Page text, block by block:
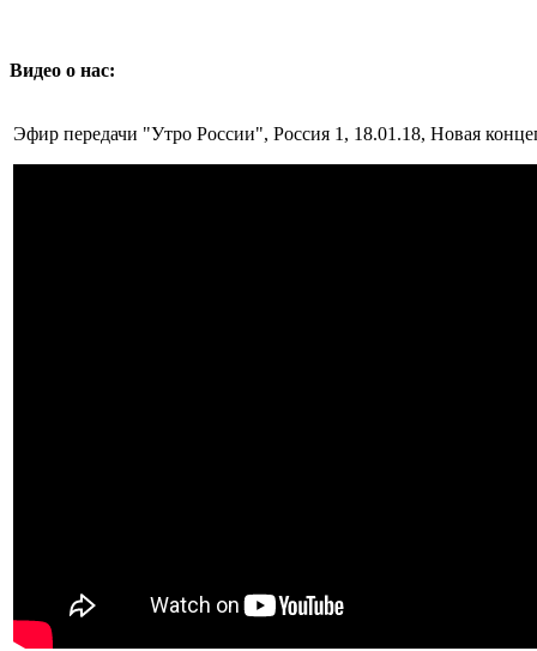
Видео о нас:
Эфир передачи "Утро России", Россия 1, 18.01.18, Новая